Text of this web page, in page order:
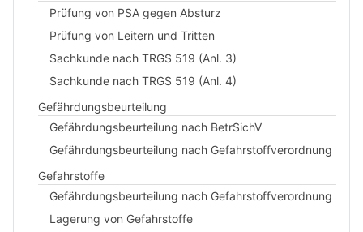
Prüfung von PSA gegen Absturz
Prüfung von Leitern und Tritten
Sachkunde nach TRGS 519 (Anl. 3)
Sachkunde nach TRGS 519 (Anl. 4)
Gefährdungsbeurteilung
Gefährdungsbeurteilung nach BetrSichV
Gefährdungsbeurteilung nach Gefahrstoffverordnung
Gefahrstoffe
Gefährdungsbeurteilung nach Gefahrstoffverordnung
Lagerung von Gefahrstoffe